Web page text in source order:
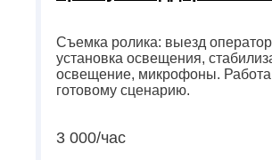
Съемка ролика: выезд
установка освещения,
освещение, микрофоны.
готовому сценарию.
3 000/час